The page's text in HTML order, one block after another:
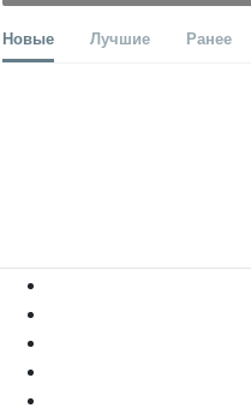
Новые Лучшие Ранее